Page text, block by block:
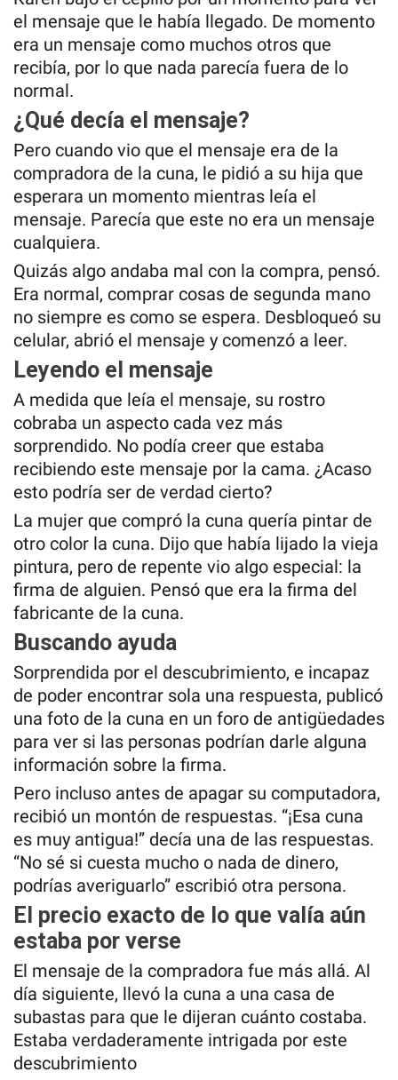
el mensaje que le había llegado. De momento
era un mensaje como muchos otros que
recibía, por lo que nada parecía fuera de lo
normal.
¿Qué decía el mensaje?
Pero cuando vio que el mensaje era de la
compradora de la cuna, le pidió a su hija que
esperara un momento mientras leía el
mensaje. Parecía que este no era un mensaje
cualquiera.
Quizás algo andaba mal con la compra, pensó.
Era normal, comprar cosas de segunda mano
no siempre es como se espera. Desbloqueó su
celular, abrió el mensaje y comenzó a leer.
Leyendo el mensaje
A medida que leía el mensaje, su rostro
cobraba un aspecto cada vez más
sorprendido. No podía creer que estaba
recibiendo este mensaje por la cama. ¿Acaso
esto podría ser de verdad cierto?
La mujer que compró la cuna quería pintar de
otro color la cuna. Dijo que había lijado la vieja
pintura, pero de repente vio algo especial: la
firma de alguien. Pensó que era la firma del
fabricante de la cuna.
Buscando ayuda
Sorprendida por el descubrimiento, e incapaz
de poder encontrar sola una respuesta, publicó
una foto de la cuna en un foro de antigüedades
para ver si las personas podrían darle alguna
información sobre la firma.
Pero incluso antes de apagar su computadora,
recibió un montón de respuestas. “¡Esa cuna
es muy antigua!” decía una de las respuestas.
“No sé si cuesta mucho o nada de dinero,
podrías averiguarlo” escribió otra persona.
El precio exacto de lo que valía aún
estaba por verse
El mensaje de la compradora fue más allá. Al
día siguiente, llevó la cuna a una casa de
subastas para que le dijeran cuánto costaba.
Estaba verdaderamente intrigada por este
descubrimiento